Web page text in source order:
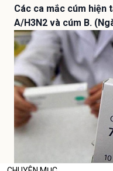
Các ca mắc cúm hiện
A/H3N2 và cúm B.